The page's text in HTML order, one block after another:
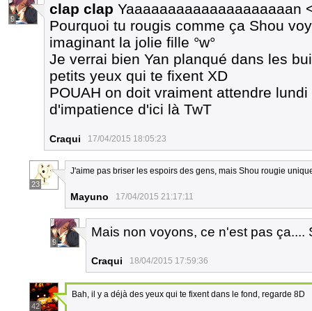
9
clap clap Yaaaaaaaaaaaaaaaaaaaan
Pourquoi tu rougis comme ça Shou
imaginant la jolie fille °w°
Je verrai bien Yan planqué dans les
petits yeux qui te fixent XD
POUAH on doit vraiment attendre
d'impatience d'ici là TwT
Craqui 17/04/2015 18:05:23
23
J'aime pas briser les espoirs des gens, mais Shou rougie
Mayuno 17/04/2015 21:17:11
9
Mais non voyons, ce n'est pas ça....
Craqui 18/04/2015 17:59:36
42
Bah, il y a déjà des yeux qui te fixent dans le fond, regarde 8D